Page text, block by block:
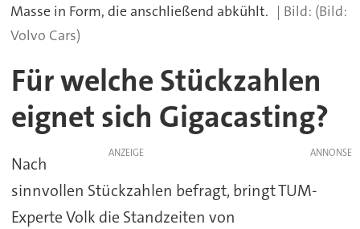
Masse in Form, die anschließend abkühlt.
(Bild:
Volvo Cars)
Für welche Stückzahlen
eignet sich Gigacasting?
ANZEIGE
Nach
sinnvollen Stückzahlen befragt, bringt TUM-
Experte Volk die Standzeiten von